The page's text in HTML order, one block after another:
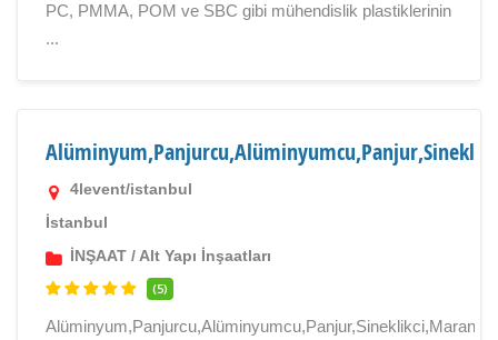
PC, PMMA, POM ve SBC gibi mühendislik plastiklerinin
...
4levent/istanbul
İstanbul
İNŞAAT / Alt Yapı İnşaatları
(5)